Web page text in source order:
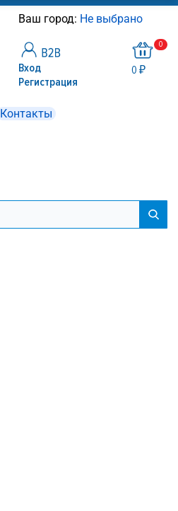
Ваш город: Не выбрано
Вход
Регистрация
0
0 ₽
Контакты